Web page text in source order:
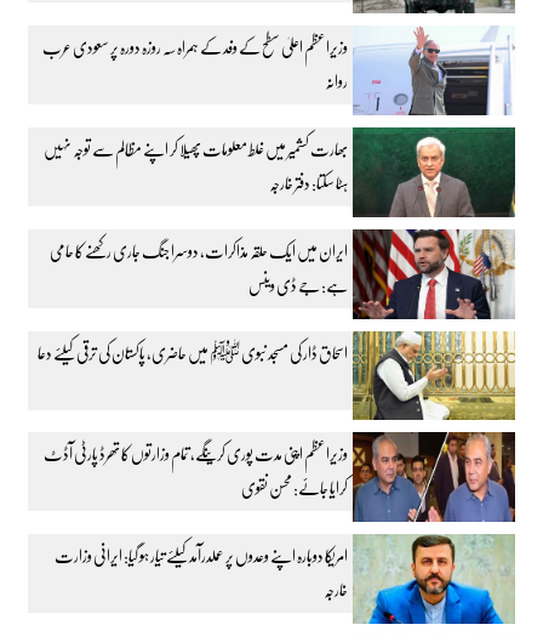
وزیراعظم اعلیٰ سطح کے وفد کے ہمراہ سہ روزہ دورہ پر سعودی عرب
روانہ
بھارت کشمیر میں غلط معلومات پھیلا کر اپنے مظالم سے توجہ نہیں
ہٹا سکتا: دفتر خارجہ
ایران میں ایک حلقہ مذاکرات، دوسرا جنگ جاری رکھنے کا حامی
ہے: جے ڈی وینس
اسحاق ڈار کی مسجد نبوی ﷺ میں حاضری، پاکستان کی ترقی کیلئے دعا
وزیراعظم اپنی مدت پوری کرینگے، تمام وزارتوں کا تھرڈ پارٹی آڈٹ
کرایا جائے: محسن نقوی
امریکا دوبارہ اپنے وعدوں پر عملدرآمد کیلئے تیار ہو گیا: ایرانی وزارت
خارجہ